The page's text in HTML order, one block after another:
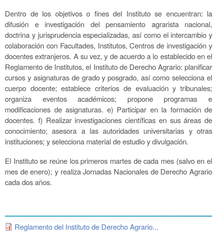
Dentro de los objetivos o fines del Instituto se encuentran: la
difusión e investigación del pensamiento agrarista nacional,
doctrina y jurisprudencia especializadas, así como el intercambio y
colaboración con Facultades, Institutos, Centros de investigación y
docentes extranjeros. A su vez, y de acuerdo a lo establecido en el
Reglamento de Institutos, el Instituto de Derecho Agrario: planificar
cursos y asignaturas de grado y posgrado, así como selecciona el
cuerpo docente; establece criterios de evaluación y tribunales;
organiza eventos académicos; propone programas e
modificaciones de asignaturas. e) Participar en la formación de
docentes. f) Realizar investigaciones científicas en sus áreas de
conocimiento; asesora a las autoridades universitarias y otras
instituciones; y selecciona material de estudio y divulgación.
El Instituto se reúne los primeros martes de cada mes (salvo en el
mes de enero); y realiza Jornadas Nacionales de Derecho Agrario
cada dos años.
Reglamento del Instituto de Derecho Agrario...